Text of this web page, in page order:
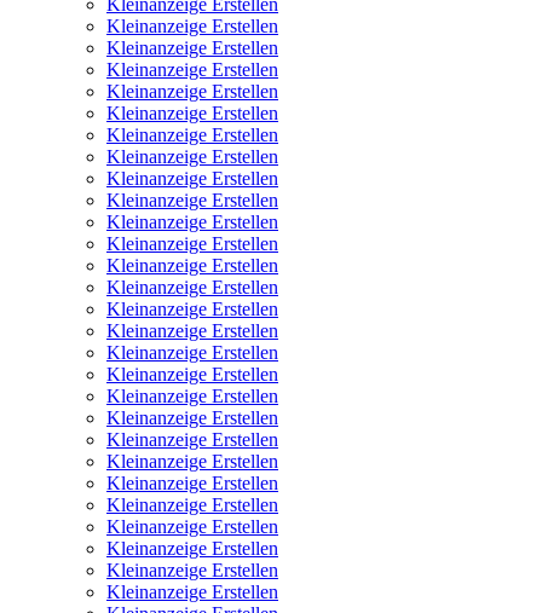
Kleinanzeige Erstellen
Kleinanzeige Erstellen
Kleinanzeige Erstellen
Kleinanzeige Erstellen
Kleinanzeige Erstellen
Kleinanzeige Erstellen
Kleinanzeige Erstellen
Kleinanzeige Erstellen
Kleinanzeige Erstellen
Kleinanzeige Erstellen
Kleinanzeige Erstellen
Kleinanzeige Erstellen
Kleinanzeige Erstellen
Kleinanzeige Erstellen
Kleinanzeige Erstellen
Kleinanzeige Erstellen
Kleinanzeige Erstellen
Kleinanzeige Erstellen
Kleinanzeige Erstellen
Kleinanzeige Erstellen
Kleinanzeige Erstellen
Kleinanzeige Erstellen
Kleinanzeige Erstellen
Kleinanzeige Erstellen
Kleinanzeige Erstellen
Kleinanzeige Erstellen
Kleinanzeige Erstellen